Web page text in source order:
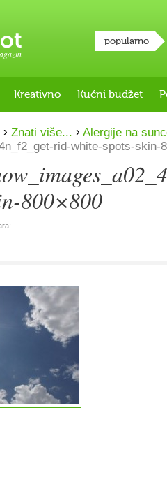
popularno
Kreativno Kućni budžet
› Znati više... › Alergije na
rid-white-spots-skin-
800×800